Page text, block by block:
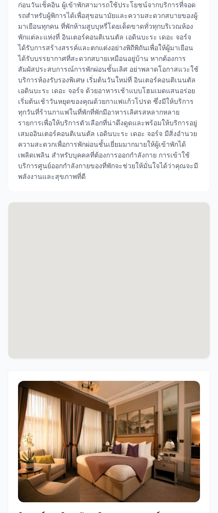
ก่อนวันเช็คอิน ผู้เข้าพักสามารถใช้ประโยชน์จากบริการที่จอด
รถสำหรับผู้พิการได้เพื่อสุขอนามัยและความสะดวกสบายของผู้
มาเยือนทุกคน ที่พักห้ามสูบบุหรี่โดยเด็ดขาดทั่วทุกบริเวณห้อง
พักแต่ละแห่งที่ อินเตอร์คอนติเนนตัล เอดินบะระ เดอะ จอร์จ
ได้รับการสร้างสรรค์และตกแต่งอย่างพิถีพิถันเพื่อให้ผู้มาเยือน
ได้รับบรรยากาศที่สะดวกสบายเหมือนอยู่บ้าน หากต้องการ
สัมผัสประสบการณ์การพักผ่อนชั้นเลิศ อย่าพลาดโอกาสแวะใช้
บริการห้องรับรองพิเศษ เริ่มต้นวันใหม่ที่ อินเตอร์คอนติเนนตัล
เอดินบะระ เดอะ จอร์จ ด้วยอาหารเช้าแบบโฮมเมดแสนอร่อย
เริ่มต้นเช้าวันหยุดของคุณด้วยกาแฟแก้วโปรด ซึ่งมีให้บริการ
ทุกวันที่ร้านกาแฟในที่พักที่พักมีอาหารเลิศรสหลากหลาย
รายการเพื่อให้บริการตัวเลือกที่น่าดึงดูดและพร้อมให้บริการอยู่
เสมออินเตอร์คอนติเนนตัล เอดินบะระ เดอะ จอร์จ มีสิ่งอำนวย
ความสะดวกเพื่อการพักผ่อนชั้นเยี่ยมมากมายให้ผู้เข้าพักได้
เพลิดเพลิน สำหรับบุคคลที่ต้องการออกกำลังกาย การเข้าใช้
บริการศูนย์ออกกำลังกายของที่พักจะช่วยให้มั่นใจได้ว่าคุณจะมี
พลังงานและสุขภาพที่ดี